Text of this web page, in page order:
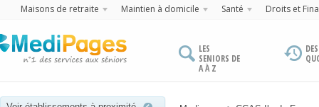
Maisons de retraite Maintien à domicile Santé Droits et
LES
SENIORS DE
A À Z